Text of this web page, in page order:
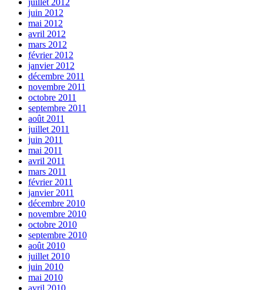
juillet 2012
juin 2012
mai 2012
avril 2012
mars 2012
février 2012
janvier 2012
décembre 2011
novembre 2011
octobre 2011
septembre 2011
août 2011
juillet 2011
juin 2011
mai 2011
avril 2011
mars 2011
février 2011
janvier 2011
décembre 2010
novembre 2010
octobre 2010
septembre 2010
août 2010
juillet 2010
juin 2010
mai 2010